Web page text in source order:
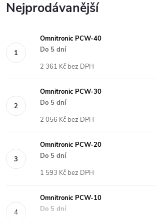
Nejprodávanější
Omnitronic PCW-40
Do 5 dní
2 361 Kč bez DPH
Omnitronic PCW-30
Do 5 dní
2 056 Kč bez DPH
Omnitronic PCW-20
Do 5 dní
1 593 Kč bez DPH
Omnitronic PCW-10
Do 5 dní